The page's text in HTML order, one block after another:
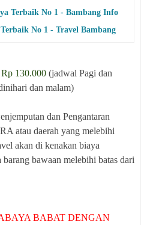
Terbaik No 1 - Bambang Info
No 1 - Travel Bambang
Rp 130.000 (jadwal Pagi dan
dan malam)
dan Pengantaran
atau daerah yang melebihi
akan di kenakan biaya
bawaan melebihi batas dari
BABAT DENGAN